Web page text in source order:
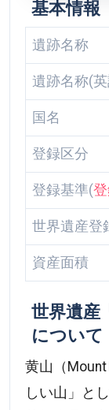
基本情報
遺跡名称
遺跡名称(
国名
登録区分
登録基準(
世界遺産登
資産面積
世界遺産
について
黄山（
しい山」と